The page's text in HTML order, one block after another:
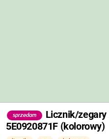
sprzedam
Licznik/zegary
5E0920871F (kolorowy)